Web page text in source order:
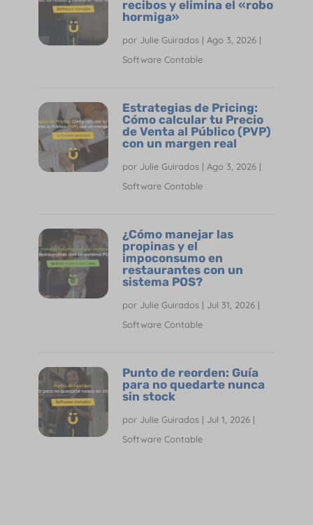
recibos y elimina el «robo
hormiga»
por Julie Guirados| Ago 3, 2026|
Software Contable
Estrategias de Pricing:
Cómo calcular tu Precio
de Venta al Público (PVP)
con un margen real
por Julie Guirados| Ago 3, 2026|
Software Contable
¿Cómo manejar las
propinas y el
impoconsumo en
restaurantes con un
sistema POS?
por Julie Guirados| Jul 31, 2026|
Software Contable
Punto de reorden: Guía
para no quedarte nunca
sin stock
por Julie Guirados| Jul 1, 2026|
Software Contable